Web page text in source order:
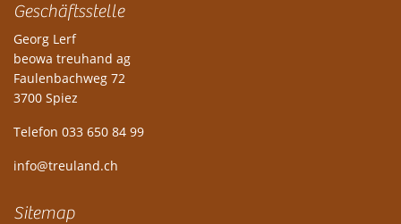
Geschäftsstelle
Georg Lerf
beowa treuhand ag
Faulenbachweg 72
3700 Spiez
Telefon 033 650 84 99
info@treuland.ch
Sitemap